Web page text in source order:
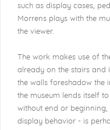
such as display cases,
Morrens plays with the
the viewer.
The work makes use of
already on the stairs and
the walls foreshadow the
the museum lends itself
without end or
display behavior - is